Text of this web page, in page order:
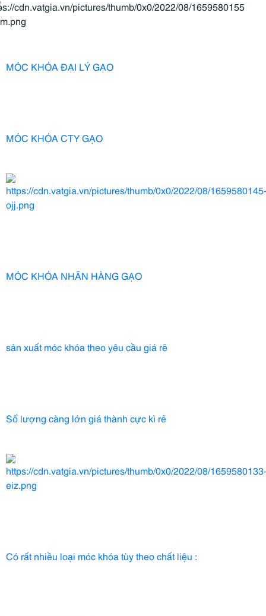
MÓC KHÓA ĐẠI LÝ GẠO
MÓC KHÓA CTY GẠO
MÓC KHÓA NHÃN HÀNG GẠO
sản xuất móc khóa theo yêu cầu giá rẽ
Số lượng càng lớn giá thành cực kì rẻ
Có rất nhiều loại móc khóa tùy theo chất liệu :